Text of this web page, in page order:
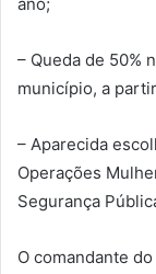
– Queda de 50%
município, a
– Aparecida
Operações
Segurança
O comandante